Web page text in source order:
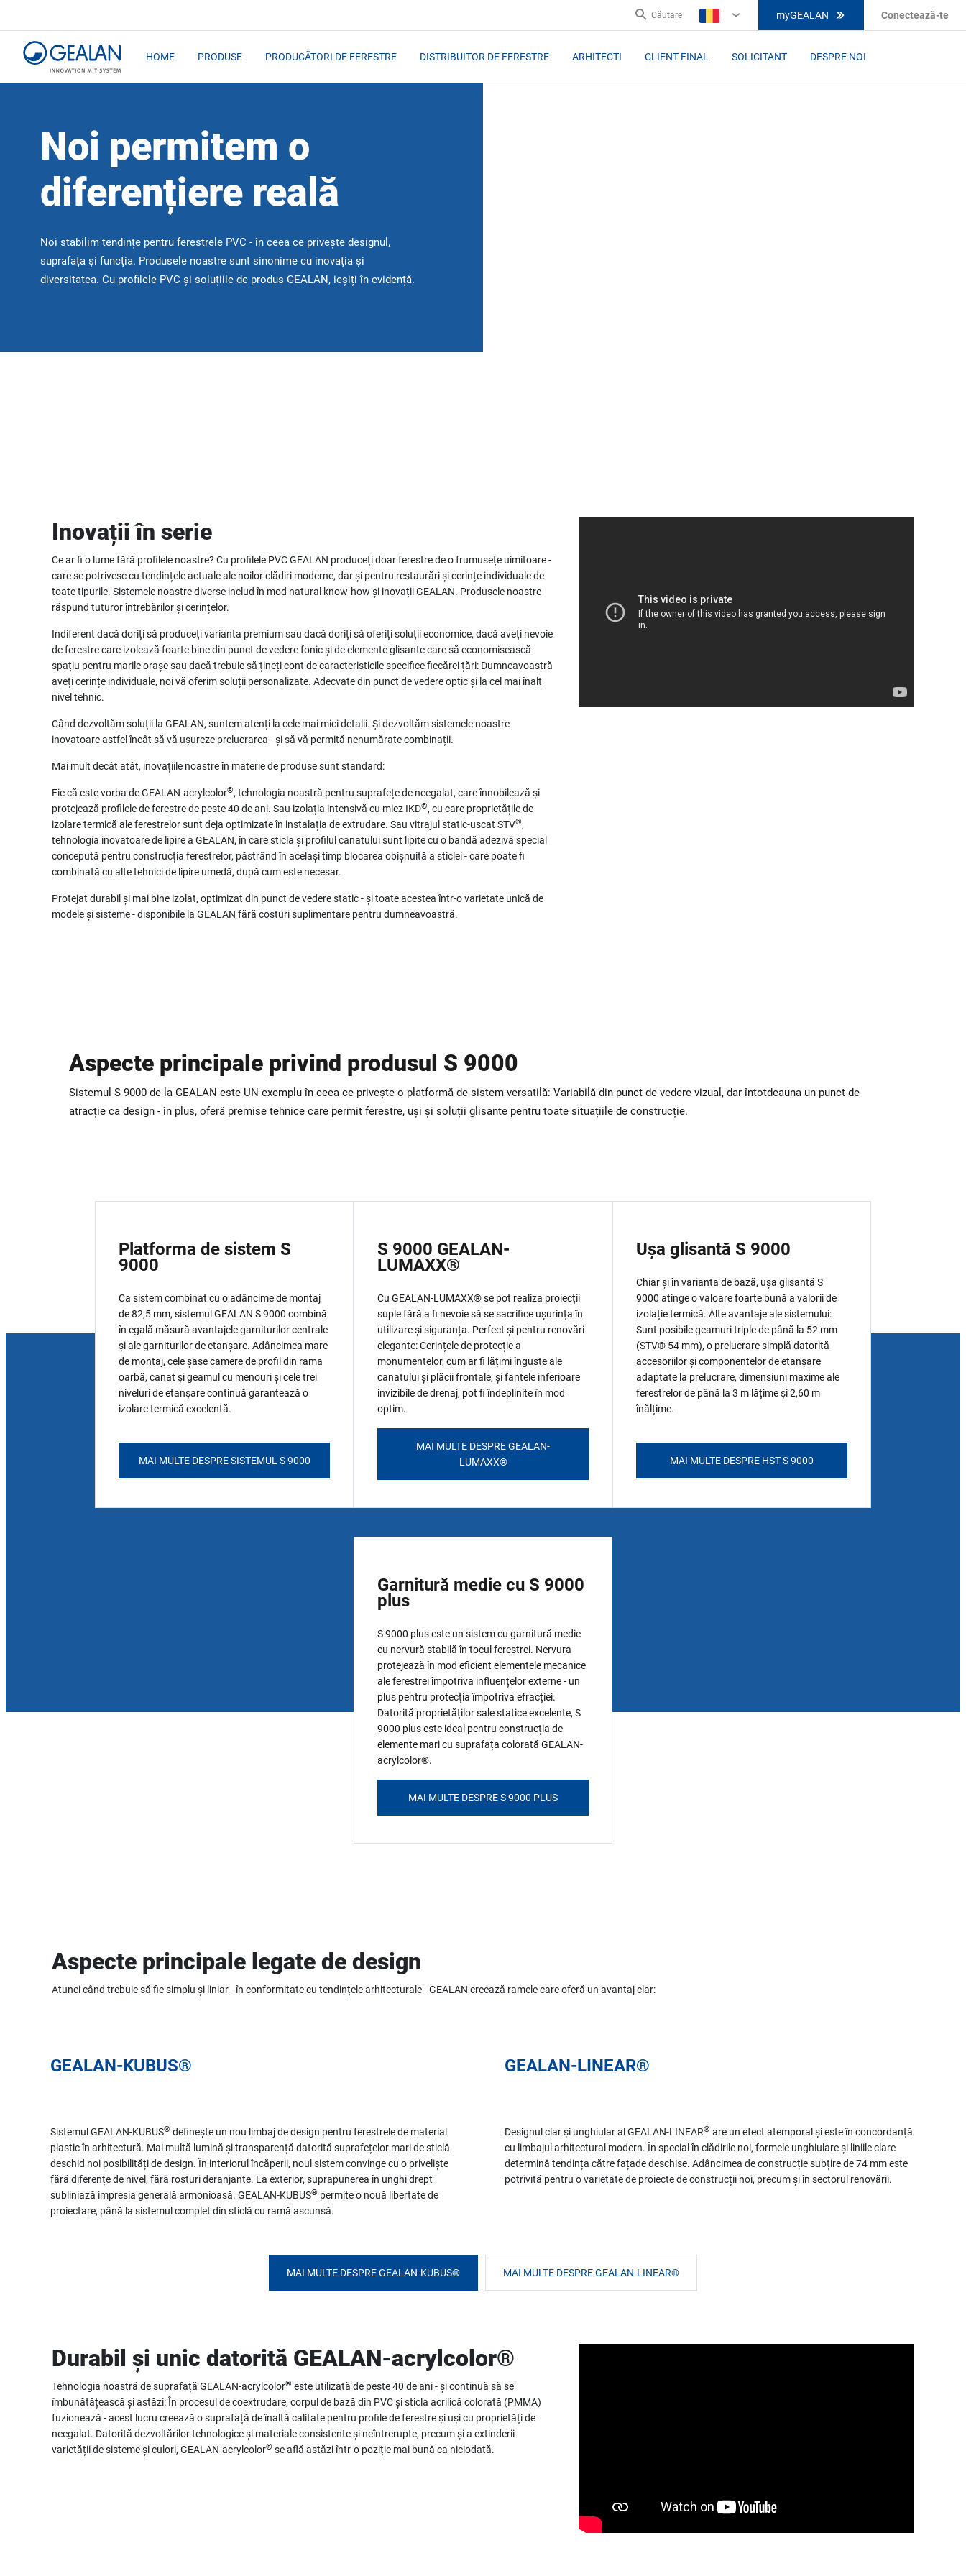
Căutare
RO
myGEALAN Conectează-te
HOME PRODUSE PRODUCĂTORI DE FERESTRE DISTRIBUITOR DE FERESTRE ARHITECTI CLIENT FINAL SOLICITANT DESPRE NOI
Noi permitem o
diferențiere reală
Noi stabilim tendințe pentru ferestrele PVC - în ceea ce privește designul,
suprafața și funcția. Produsele noastre sunt sinonime cu inovația și
diversitatea. Cu profilele PVC și soluțiile de produs GEALAN, ieșiți în evidență.
Inovații în serie
Ce ar fi o lume fără profilele noastre? Cu profilele PVC GEALAN produceți doar ferestre de o frumusețe uimitoare -
care se potrivesc cu tendințele actuale ale noilor clădiri moderne, dar și pentru restaurări și cerințe individuale de
toate tipurile. Sistemele noastre diverse includ în mod natural know-how și inovații GEALAN. Produsele noastre
răspund tuturor întrebărilor și cerințelor.
Indiferent dacă doriți să produceți varianta premium sau dacă doriți să oferiți soluții economice, dacă aveți nevoie
de ferestre care izolează foarte bine din punct de vedere fonic și de elemente glisante care să economisească
spațiu pentru marile orașe sau dacă trebuie să țineți cont de caracteristicile specifice fiecărei țări: Dumneavoastră
aveți cerințe individuale, noi vă oferim soluții personalizate. Adecvate din punct de vedere optic și la cel mai înalt
nivel tehnic.
Când dezvoltăm soluții la GEALAN, suntem atenți la cele mai mici detalii. Și dezvoltăm sistemele noastre
inovatoare astfel încât să vă ușureze prelucrarea - și să vă permită nenumărate combinații.
Mai mult decât atât, inovațiile noastre în materie de produse sunt standard:
Fie că este vorba de GEALAN-acrylcolor®, tehnologia noastră pentru suprafețe de neegalat, care înnobilează și
protejează profilele de ferestre de peste 40 de ani. Sau izolația intensivă cu miez IKD®, cu care proprietățile de
izolare termică ale ferestrelor sunt deja optimizate în instalația de extrudare. Sau vitrajul static-uscat STV®,
tehnologia inovatoare de lipire a GEALAN, în care sticla și profilul canatului sunt lipite cu o bandă adezivă special
concepută pentru construcția ferestrelor, păstrând în același timp blocarea obișnuită a sticlei - care poate fi
combinată cu alte tehnici de lipire umedă, după cum este necesar.
Protejat durabil și mai bine izolat, optimizat din punct de vedere static - și toate acestea într-o varietate unică de
modele și sisteme - disponibile la GEALAN fără costuri suplimentare pentru dumneavoastră.
Aspecte principale privind produsul S 9000
Sistemul S 9000 de la GEALAN este UN exemplu în ceea ce privește o platformă de sistem versatilă: Variabilă din punct de vedere vizual, dar întotdeauna un punct de
atracție ca design - în plus, oferă premise tehnice care permit ferestre, uși și soluții glisante pentru toate situațiile de construcție.
Platforma de sistem S
9000
Ca sistem combinat cu o adâncime de montaj
de 82,5 mm, sistemul GEALAN S 9000 combină
în egală măsură avantajele garniturilor centrale
și ale garniturilor de etanșare. Adâncimea mare
de montaj, cele șase camere de profil din rama
oarbă, canat și geamul cu menouri și cele trei
niveluri de etanșare continuă garantează o
izolare termică excelentă.
MAI MULTE DESPRE SISTEMUL S 9000
S 9000 GEALAN-
LUMAXX®
Cu GEALAN-LUMAXX® se pot realiza proiecții
suple fără a fi nevoie să se sacrifice ușurința în
utilizare și siguranța. Perfect și pentru renovări
elegante: Cerințele de protecție a
monumentelor, cum ar fi lățimi înguste ale
canatului și plăcii frontale, și fantele inferioare
invizibile de drenaj, pot fi îndeplinite în mod
optim.
MAI MULTE DESPRE GEALAN-
LUMAXX®
Ușa glisantă S 9000
Chiar și în varianta de bază, ușa glisantă S
9000 atinge o valoare foarte bună a valorii de
izolație termică. Alte avantaje ale sistemului:
Sunt posibile geamuri triple de până la 52 mm
(STV® 54 mm), o prelucrare simplă datorită
accesoriilor și componentelor de etanșare
adaptate la prelucrare, dimensiuni maxime ale
ferestrelor de până la 3 m lățime și 2,60 m
înălțime.
MAI MULTE DESPRE HST S 9000
Garnitură medie cu S 9000
plus
S 9000 plus este un sistem cu garnitură medie
cu nervură stabilă în tocul ferestrei. Nervura
protejează în mod eficient elementele mecanice
ale ferestrei împotriva influențelor externe - un
plus pentru protecția împotriva efracției.
Datorită proprietăților sale statice excelente, S
9000 plus este ideal pentru construcția de
elemente mari cu suprafața colorată GEALAN-
acrylcolor®.
MAI MULTE DESPRE S 9000 PLUS
Aspecte principale legate de design
Atunci când trebuie să fie simplu și liniar - în conformitate cu tendințele arhitecturale - GEALAN creează ramele care oferă un avantaj clar:
GEALAN-KUBUS®
Sistemul GEALAN-KUBUS® definește un nou limbaj de design pentru ferestrele de material
plastic în arhitectură. Mai multă lumină și transparență datorită suprafețelor mari de sticlă
deschid noi posibilități de design. În interiorul încăperii, noul sistem convinge cu o priveliște
fără diferențe de nivel, fără rosturi deranjante. La exterior, suprapunerea în unghi drept
subliniază impresia generală armonioasă. GEALAN-KUBUS® permite o nouă libertate de
proiectare, până la sistemul complet din sticlă cu ramă ascunsă.
GEALAN-LINEAR®
Designul clar și unghiular al GEALAN-LINEAR® are un efect atemporal și este în concordanță
cu limbajul arhitectural modern. În special în clădirile noi, formele unghiulare și liniile clare
determină tendința către fațade deschise. Adâncimea de construcție subțire de 74 mm este
potrivită pentru o varietate de proiecte de construcții noi, precum și în sectorul renovării.
MAI MULTE DESPRE GEALAN-KUBUS® MAI MULTE DESPRE GEALAN-LINEAR®
Durabil și unic datorită GEALAN-acrylcolor®
Tehnologia noastră de suprafață GEALAN-acrylcolor® este utilizată de peste 40 de ani - și continuă să se
îmbunătățească și astăzi: În procesul de coextrudare, corpul de bază din PVC și sticla acrilică colorată (PMMA)
fuzionează - acest lucru creează o suprafață de înaltă calitate pentru profile de ferestre și uși cu proprietăți de
neegalat. Datorită dezvoltărilor tehnologice și materiale consistente și neîntrerupte, precum și a extinderii
varietății de sisteme și culori, GEALAN-acrylcolor® se află astăzi într-o poziție mai bună ca niciodată.